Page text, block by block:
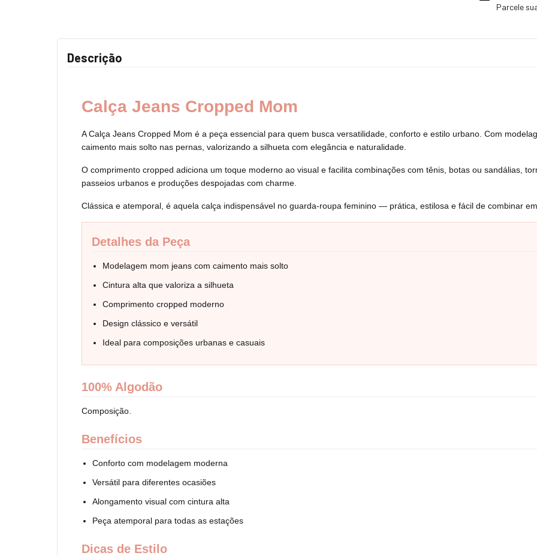
Parcele
Descrição
Calça Jeans Cropped Mom
A Calça Jeans Cropped Mom é a peça essencial para quem busca versatilidade, conforto e estilo urbano. Com
caimento mais solto nas pernas, valorizando a silhueta com elegância e naturalidade.
O comprimento cropped adiciona um toque moderno ao visual e facilita combinações com tênis, botas ou sandálias,
passeios urbanos e produções despojadas com charme.
Clássica e atemporal, é aquela calça indispensável no guarda-roupa feminino — prática, estilosa e fácil de combinar
Detalhes da Peça
Modelagem mom jeans com caimento mais solto
Cintura alta que valoriza a silhueta
Comprimento cropped moderno
Design clássico e versátil
Ideal para composições urbanas e casuais
100% Algodão
Composição.
Benefícios
Conforto com modelagem moderna
Versátil para diferentes ocasiões
Alongamento visual com cintura alta
Peça atemporal para todas as estações
Dicas de Estilo